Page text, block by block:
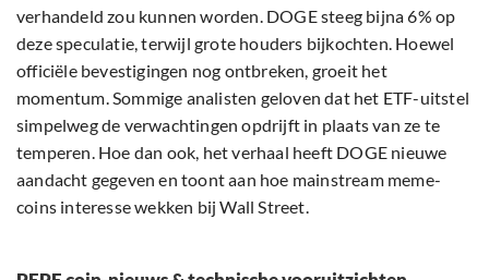
verhandeld zou kunnen worden. DOGE steeg bijna 6% op
deze speculatie, terwijl grote houders bijkochten. Hoewel
officiële bevestigingen nog ontbreken, groeit het
momentum. Sommige analisten geloven dat het ETF-uitstel
simpelweg de verwachtingen opdrijft in plaats van ze te
temperen. Hoe dan ook, het verhaal heeft DOGE nieuwe
aandacht gegeven en toont aan hoe mainstream meme-
coins interesse wekken bij Wall Street.